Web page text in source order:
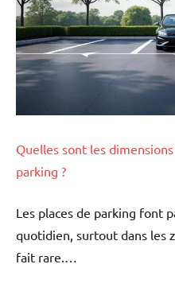
Quelles sont les
parking ?
Les places de parking font
quotidien, surtout dans les
fait rare.…